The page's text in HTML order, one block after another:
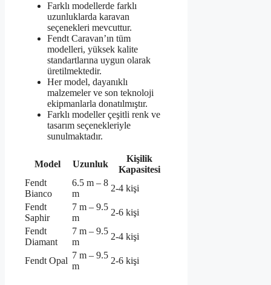
Farklı modellerde farklı
uzunluklarda karavan
seçenekleri mevcuttur.
Fendt Caravan’ın tüm
modelleri, yüksek kalite
standartlarına uygun olarak
üretilmektedir.
Her model, dayanıklı
malzemeler ve son teknoloji
ekipmanlarla donatılmıştır.
Farklı modeller çeşitli renk ve
tasarım seçenekleriyle
sunulmaktadır.
Model Uzunluk
Kişilik
Kapasitesi
Fendt
Bianco
6.5 m – 8
m
2-4 kişi
Fendt
Saphir
7 m – 9.5
m
2-6 kişi
Fendt
Diamant
7 m – 9.5
m
2-4 kişi
Fendt Opal
7 m – 9.5
m
2-6 kişi